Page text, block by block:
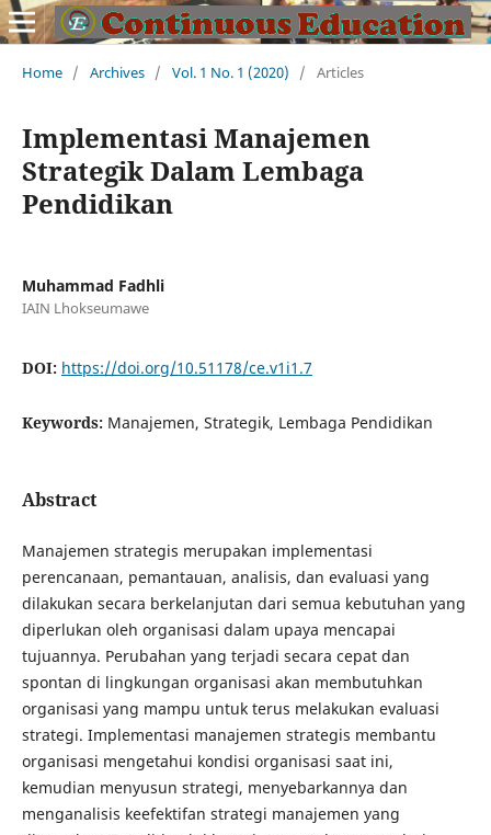
Home / Archives / Vol. 1 No. 1 (2020) / Articles
Implementasi Manajemen
Strategik Dalam Lembaga
Pendidikan
Muhammad Fadhli
IAIN Lhokseumawe
DOI: https://doi.org/10.51178/ce.v1i1.7
Keywords: Manajemen, Strategik, Lembaga Pendidikan
Abstract
Manajemen strategis merupakan implementasi
perencanaan, pemantauan, analisis, dan evaluasi yang
dilakukan secara berkelanjutan dari semua kebutuhan yang
diperlukan oleh organisasi dalam upaya mencapai
tujuannya. Perubahan yang terjadi secara cepat dan
spontan di lingkungan organisasi akan membutuhkan
organisasi yang mampu untuk terus melakukan evaluasi
strategi. Implementasi manajemen strategis membantu
organisasi mengetahui kondisi organisasi saat ini,
kemudian menyusun strategi, menyebarkannya dan
menganalisis keefektifan strategi manajemen yang